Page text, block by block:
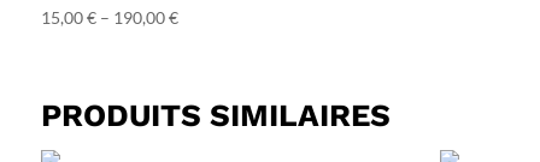
15,00€– 190,00€
PRODUITS SIMILAIRES